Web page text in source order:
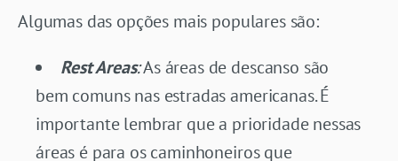
Algumas das opções mais populares são:
Rest Areas:As áreas de descanso são
bem comuns nas estradas americanas. É
importante lembrar que a prioridade nessas
áreas é para os caminhoneiros que